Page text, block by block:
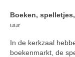
Boeken,
uur
In de kerkzaal
boekenmarkt, de